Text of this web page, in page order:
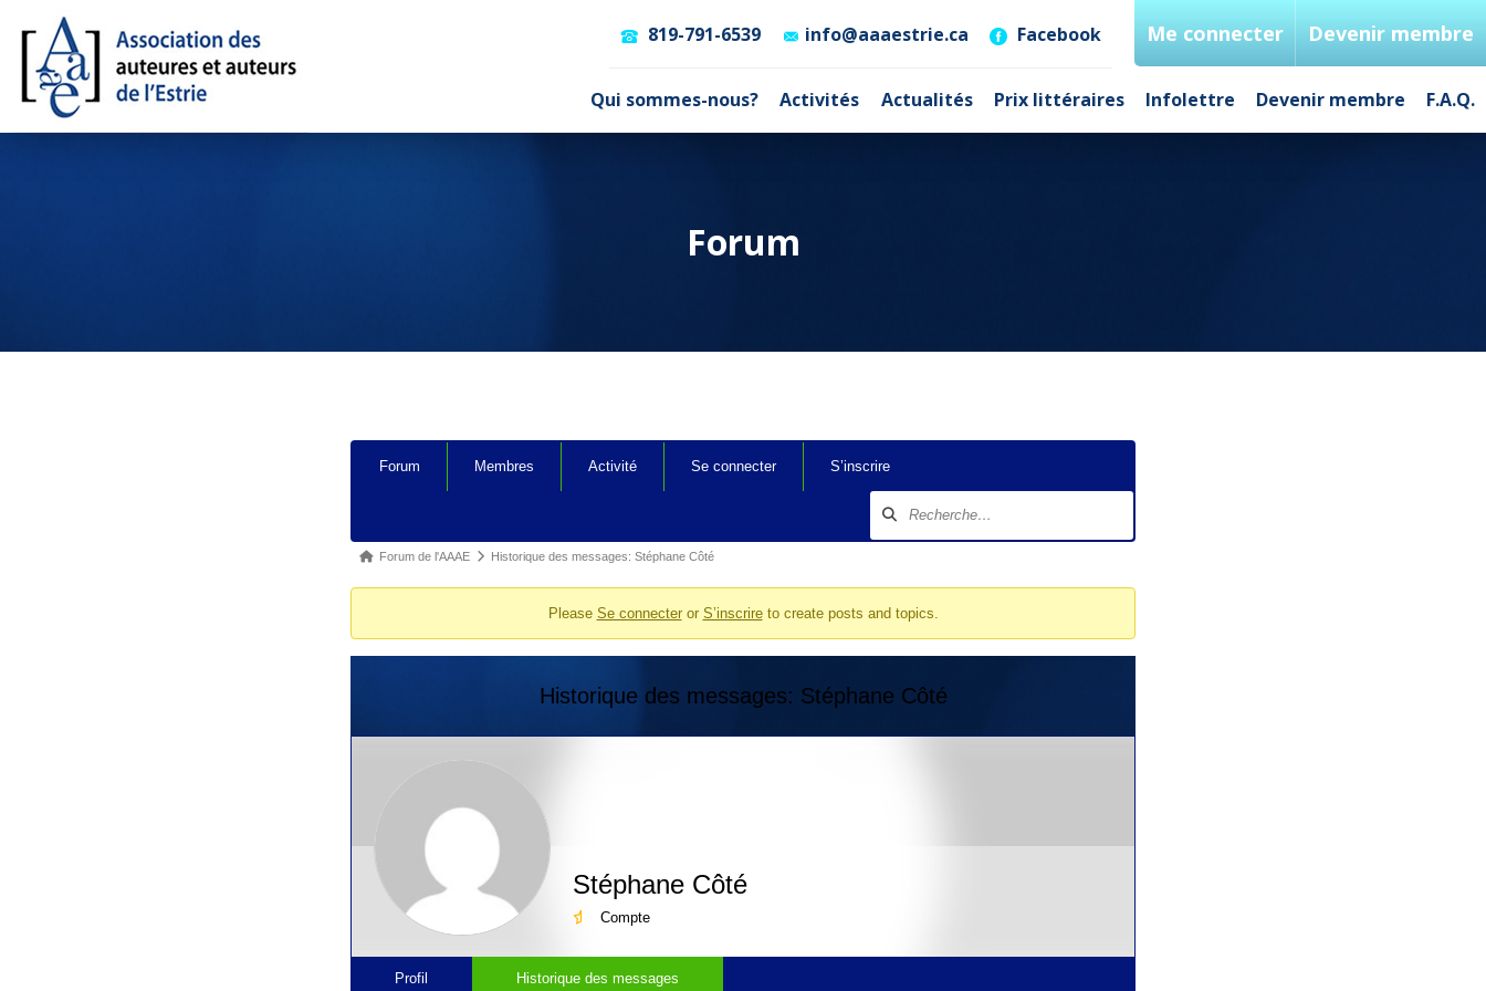
Qui sommes-nous? Activités Actualités Prix littéraires Infolettre Devenir membre F.A.Q.
819-791-6539 info@aaaestrie.ca Facebook Me connecter Devenir membre
Forum
Forum Membres Activité Se connecter S’inscrire
Fil
forum –
Forum de l'AAAE Historique des messages: Stéphane Côté
Please Se connecteror S’inscrireto create posts and topics.
Historique des messages: Stéphane Côté
Stéphane Côté
Compte
Profil Historique des messages